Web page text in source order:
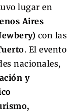
lugar en
Aires
con las
. El evento
nacionales,
y